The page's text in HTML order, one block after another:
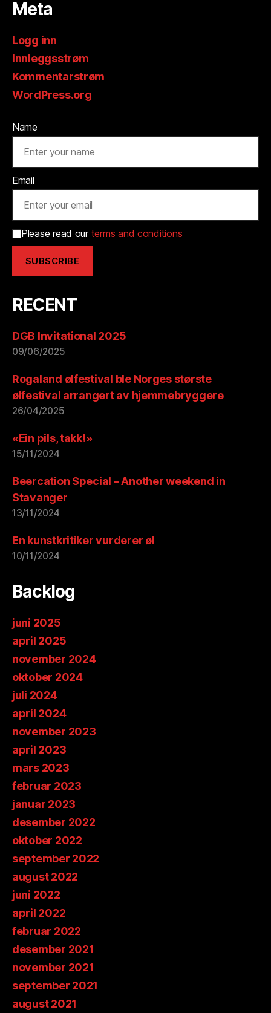
Meta
Logg inn
Innleggsstrøm
Kommentarstrøm
WordPress.org
Name
Email
Please read our terms and conditions
RECENT
DGB Invitational 2025
09/06/2025
Rogaland ølfestival ble Norges største
ølfestival arrangert av hjemmebryggere
26/04/2025
«Ein pils, takk!»
15/11/2024
Beercation Special – Another weekend in
Stavanger
13/11/2024
En kunstkritiker vurderer øl
10/11/2024
Backlog
juni 2025
april 2025
november 2024
oktober 2024
juli 2024
april 2024
november 2023
april 2023
mars 2023
februar 2023
januar 2023
desember 2022
oktober 2022
september 2022
august 2022
juni 2022
april 2022
februar 2022
desember 2021
november 2021
september 2021
august 2021